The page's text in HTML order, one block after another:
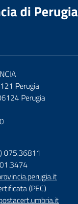
di Perugia
Perugia
Perugia
075.36811
(PEC)